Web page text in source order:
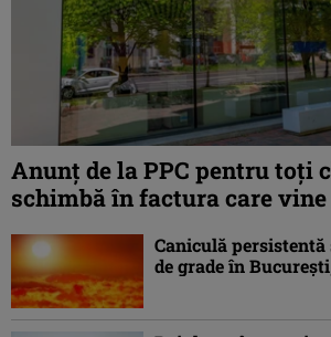
Anunț de la PPC pentru toți
schimbă în factura care
Caniculă persistentă
de grade în